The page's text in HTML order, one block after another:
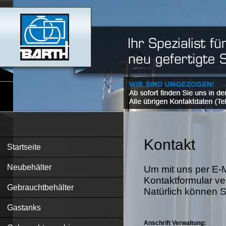
Startseite
Neubehälter
Gebrauchtbehälter
Gastanks
Kontakt
Um mit uns per
Kontaktformular
Natürlich können
Anschrift Verwaltung: